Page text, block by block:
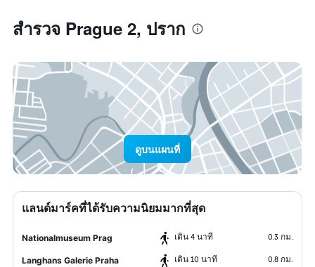
สำรวจ Prague 2, ปราก
ดูบนแผนที่
แลนด์มาร์คที่ได้รับความนิยมมากที่สุด
Nationalmuseum Prag เดิน 4 นาที 0.3 กม.
Langhans Galerie Praha เดิน 10 นาที 0.8 กม.